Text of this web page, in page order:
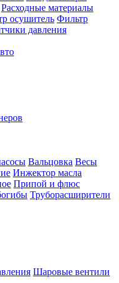
Расходные материалы
осушитель Фильтр
давления
Вальцовка Весы
Инжектор масла
Припой и флюс
Труборасширители
Шаровые вентили